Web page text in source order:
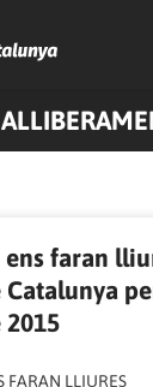
ens faran
Catalunya
2015
FARAN LLIURES